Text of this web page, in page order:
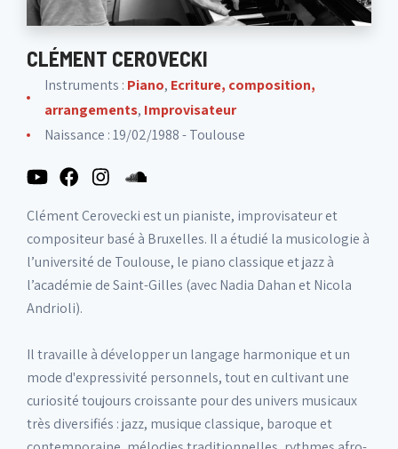
CLÉMENT CEROVECKI
Instruments : Piano, Ecriture, composition,
arrangements, Improvisateur
Naissance : 19/02/1988 - Toulouse
Clément Cerovecki est un pianiste, improvisateur et
compositeur basé à Bruxelles. Il a étudié la musicologie à
l’université de Toulouse, le piano classique et jazz à
l’académie de Saint-Gilles (avec Nadia Dahan et Nicola
Andrioli).
Il travaille à développer un langage harmonique et un
mode d'expressivité personnels, tout en cultivant une
curiosité toujours croissante pour des univers musicaux
très diversifiés : jazz, musique classique, baroque et